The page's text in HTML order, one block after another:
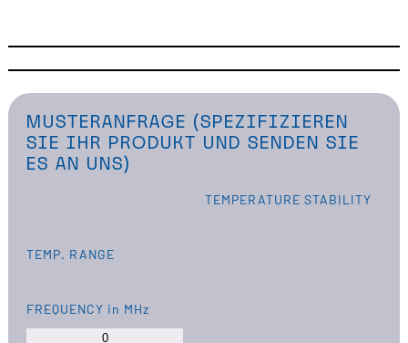
MUSTERANFRAGE (SPEZIFIZIEREN
SIE IHR PRODUKT UND SENDEN SIE
ES AN UNS)
TEMPERATURE STABILITY
TEMP. RANGE
FREQUENCY in MHz